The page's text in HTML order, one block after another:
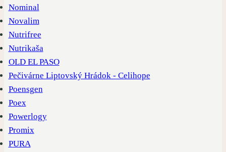
Nominal
Novalim
Nutrifree
Nutrikaša
OLD EL PASO
Pečivárne Liptovský Hrádok - Celihope
Poensgen
Poex
Powerlogy
Promix
PURA